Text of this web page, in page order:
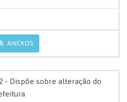
ANEXOS
- Dispõe sobre alteração do